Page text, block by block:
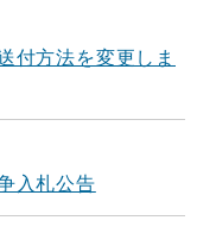
付方法を変更しま
入札公告